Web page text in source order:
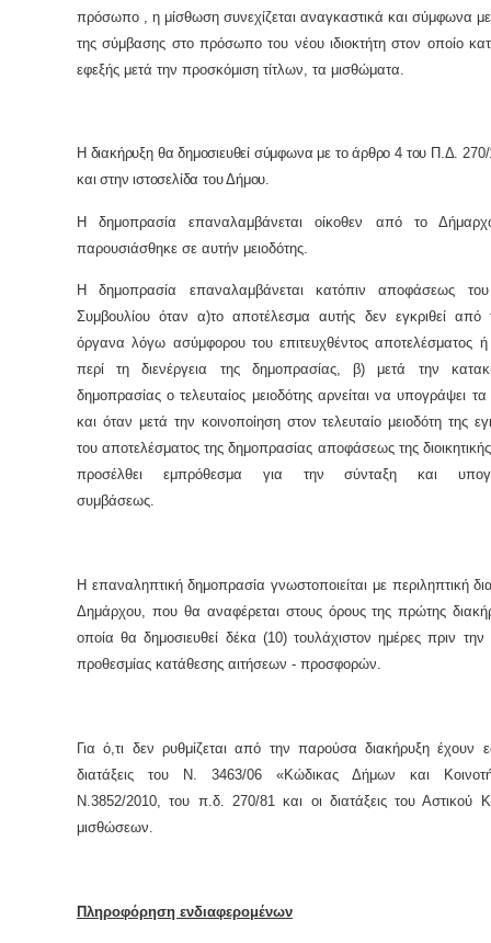
πρόσωπο , η μίσθωση συνεχίζεται αναγκαστικά και σύμφωνα
της σύμβασης στο πρόσωπο του νέου ιδιοκτήτη στον οποίο
εφεξής μετά την προσκόμιση τίτλων, τα μισθώματα.
Η διακήρυξη θα δημοσιευθεί σύμφωνα με το άρθρο 4 του Π.Δ.
και στην ιστοσελίδα του Δήμου.
Η δημοπρασία επαναλαμβάνεται οίκοθεν από το
παρουσιάσθηκε σε αυτήν μειοδότης.
Η δημοπρασία επαναλαμβάνεται κατόπιν αποφάσεως του
Συμβουλίου όταν α)το αποτέλεσμα αυτής δεν εγκριθεί από
όργανα λόγω ασύμφορου του επιτευχθέντος αποτελέσματος
περί τη διενέργεια της δημοπρασίας, β) μετά την
δημοπρασίας ο τελευταίος μειοδότης αρνείται να υπογράψει
και όταν μετά την κοινοποίηση στον τελευταίο μειοδότη της
του αποτελέσματος της δημοπρασίας αποφάσεως της
προσέλθει εμπρόθεσμα για την σύνταξη και
συμβάσεως.
Η επαναληπτική δημοπρασία γνωστοποιείται με περιληπτική
Δημάρχου, που θα αναφέρεται στους όρους της πρώτης
οποία θα δημοσιευθεί δέκα (10) τουλάχιστον ημέρες πριν
προθεσμίας κατάθεσης αιτήσεων - προσφορών.
Για ό,τι δεν ρυθμίζεται από την παρούσα διακήρυξη έχουν
διατάξεις του Ν. 3463/06 «Κώδικας Δήμων και
Ν.3852/2010, του π.δ. 270/81 και οι διατάξεις του Αστικού
μισθώσεων.
Πληροφόρηση ενδιαφερομένων